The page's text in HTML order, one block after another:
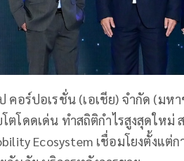
คอร์ปอเรชั่น (เอเชีย) จำกัด (มห
ตโดดเด่น ทำสถิติกำไรสูงสุดใหม่
Ecosystem เชื่อมโยงตั้งแ